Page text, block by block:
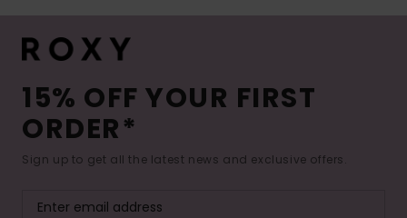
15% OFF YOUR FIRST
ORDER*
Sign up to get all the latest news and exclusive offers.